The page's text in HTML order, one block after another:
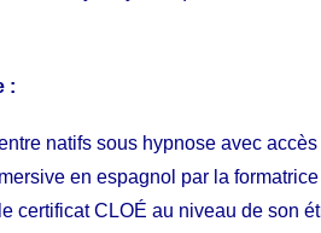
:
natifs sous hypnose avec
en espagnol par la
certificat CLOÉ au niveau de son